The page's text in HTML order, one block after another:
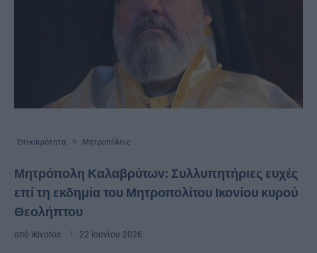
Επικαιρότητα Μητροπόλεις
Μητρόπολη Καλαβρύτων: Συλλυπητήριες ευχές
επί τη εκδημία του Μητροπολίτου Ικονίου κυρού
Θεολήπτου
από ikivotos 22 Ιουνίου 2026